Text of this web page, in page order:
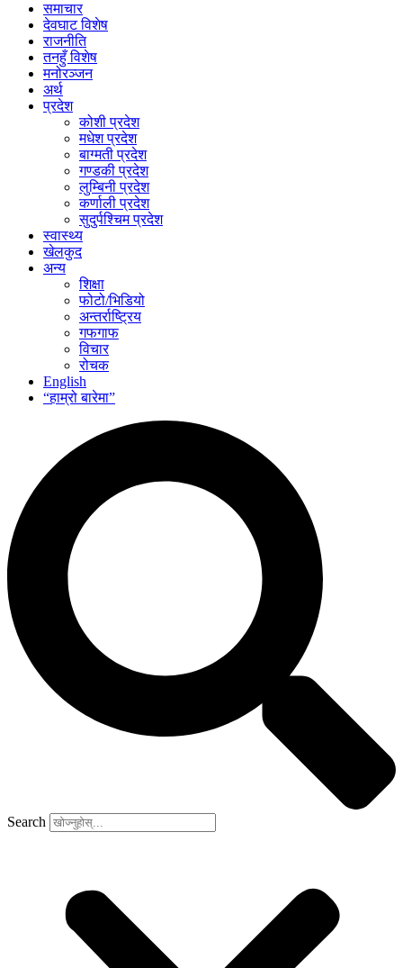
समाचार
देवघाट विशेष
राजनीति
तनहुँ विशेष
मनोरञ्जन
अर्थ
प्रदेश
कोशी प्रदेश
मधेश प्रदेश
बाग्मती प्रदेश
गण्डकी प्रदेश
लुम्बिनी प्रदेश
कर्णाली प्रदेश
सुदुर्पश्चिम प्रदेश
स्वास्थ्य
खेलकुद
अन्य
शिक्षा
फोटो/भिडियो
अन्तर्राष्ट्रिय
गफगाफ
विचार
रोचक
English
“हाम्रो बारेमा”
Search